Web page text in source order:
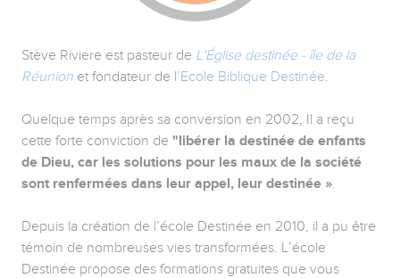
Stève Riviere est pasteur de L'Église destinée - île de la
Réunion et fondateur de l’Ecole Biblique Destinée.
Quelque temps après sa conversion en 2002, Il a reçu
cette forte conviction de "libérer la destinée de enfants
de Dieu, car les solutions pour les maux de la société
sont renfermées dans leur appel, leur destinée ».
Depuis la création de l’école Destinée en 2010, il a pu être
témoin de nombreuses vies transformées. L’école
Destinée propose des formations gratuites que vous